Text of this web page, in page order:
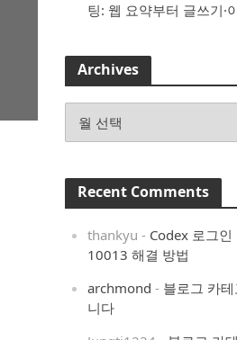
팅: 웹 요약부터 글쓰기·
Archives
Recent Comments
thankyu - Codex 로그
10013 해결 방법
archmond - 블로그 카
니다